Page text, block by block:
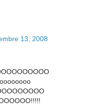
13, 2008